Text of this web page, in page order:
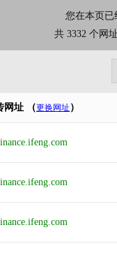
您在本页已
共 3332 个网
网址 （更换网址 ）